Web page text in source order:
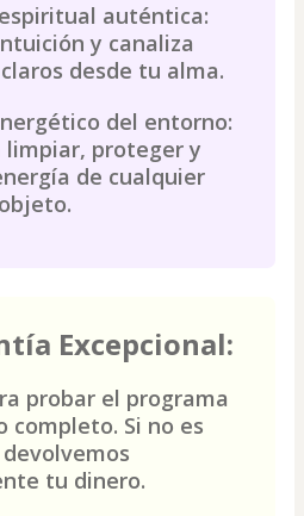
auténtica:
y canaliza
desde tu alma.
del entorno:
limpiar, proteger y
de cualquier
Excepcional:
probar el programa
completo. Si no es
tu dinero.